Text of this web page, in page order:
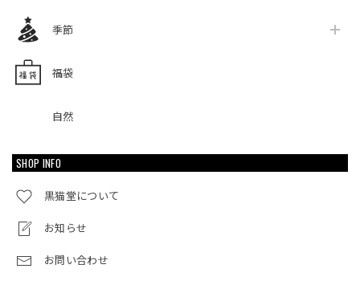
季節
福袋
自然
SHOP INFO
黒猫堂について
お知らせ
お問い合わせ